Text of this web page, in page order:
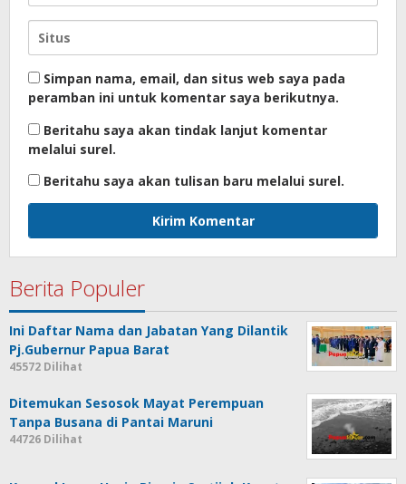
Simpan nama, email, dan situs web saya pada
peramban ini untuk komentar saya berikutnya.
Beritahu saya akan tindak lanjut komentar
melalui surel.
Beritahu saya akan tulisan baru melalui surel.
Berita Populer
Ini Daftar Nama dan Jabatan Yang Dilantik
Pj.Gubernur Papua Barat
45572 Dilihat
Ditemukan Sesosok Mayat Perempuan
Tanpa Busana di Pantai Maruni
44726 Dilihat